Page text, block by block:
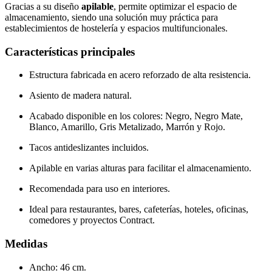
Gracias a su diseño apilable, permite optimizar el espacio de
almacenamiento, siendo una solución muy práctica para
establecimientos de hostelería y espacios multifuncionales.
Características principales
Estructura fabricada en acero reforzado de alta resistencia.
Asiento de madera natural.
Acabado disponible en los colores: Negro, Negro Mate,
Blanco, Amarillo, Gris Metalizado, Marrón y Rojo.
Tacos antideslizantes incluidos.
Apilable en varias alturas para facilitar el almacenamiento.
Recomendada para uso en interiores.
Ideal para restaurantes, bares, cafeterías, hoteles, oficinas,
comedores y proyectos Contract.
Medidas
Ancho: 46 cm.